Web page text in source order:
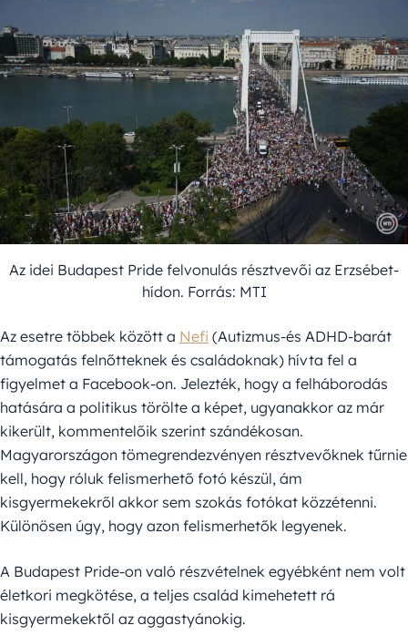
Az idei Budapest Pride felvonulás résztvevői az Erzsébet-
hídon. Forrás: MTI
Az esetre többek között a Nefi (Autizmus-és ADHD-barát
támogatás felnőtteknek és családoknak) hívta fel a
figyelmet a Facebook-on. Jelezték, hogy a felháborodás
hatására a politikus törölte a képet, ugyanakkor az már
kikerült, kommentelőik szerint szándékosan.
Magyarországon tömegrendezvényen résztvevőknek tűrnie
kell, hogy róluk felismerhető fotó készül, ám
kisgyermekekről akkor sem szokás fotókat közzétenni.
Különösen úgy, hogy azon felismerhetők legyenek.
A Budapest Pride-on való részvételnek egyébként nem volt
életkori megkötése, a teljes család kimehetett rá
kisgyermekektől az aggastyánokig.